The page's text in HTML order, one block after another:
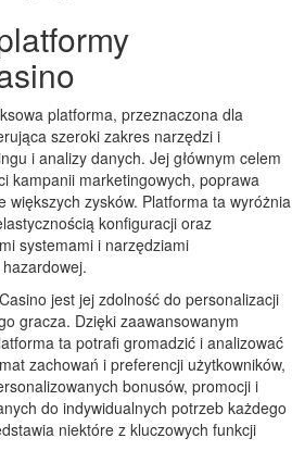
platforma, przeznaczona dla
szeroki zakres narzędzi i
i analizy danych. Jej głównym celem
kampanii marketingowych, poprawa
większych zysków. Platforma ta wyróżnia
konfiguracji oraz
systemami i narzędziami
jest jej zdolność do personalizacji
gracza. Dzięki zaawansowanym
ta potrafi gromadzić i analizować
zachowań i preferencji użytkowników,
bonusów, promocji i
do indywidualnych potrzeb każdego
niektóre z kluczowych funkcji